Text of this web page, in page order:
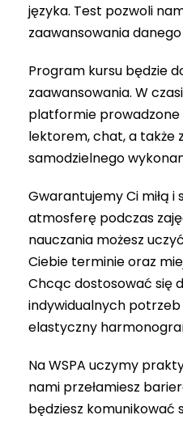
języka. Test pozwoli
zaawansowania
Program kursu będzie
zaawansowania. W
platformie prowadzone
lektorem, chat, a także
samodzielnego
Gwarantujemy Ci miłą
atmosferę podczas
nauczania możesz
Ciebie terminie oraz
Chcąc dostosować się
indywidualnych
elastyczny
Na WSPA uczymy
nami przełamiesz
będziesz komunikować